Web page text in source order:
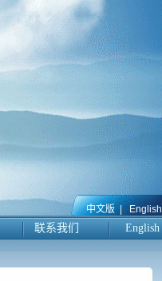
中文版| English
联系我们 English